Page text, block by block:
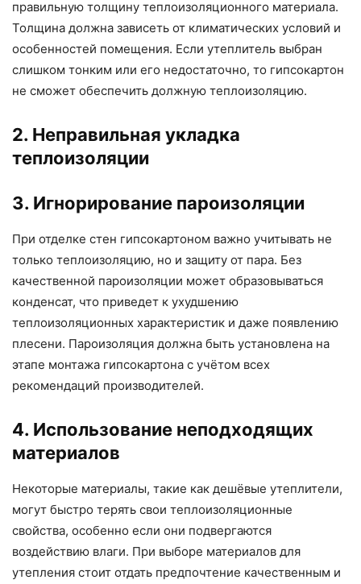
правильную толщину теплоизоляционного материала.
Толщина должна зависеть от климатических условий и
особенностей помещения. Если утеплитель выбран
слишком тонким или его недостаточно, то гипсокартон
не сможет обеспечить должную теплоизоляцию.
2. Неправильная укладка
теплоизоляции
3. Игнорирование пароизоляции
При отделке стен гипсокартоном важно учитывать не
только теплоизоляцию, но и защиту от пара. Без
качественной пароизоляции может образовываться
конденсат, что приведет к ухудшению
теплоизоляционных характеристик и даже появлению
плесени. Пароизоляция должна быть установлена на
этапе монтажа гипсокартона с учётом всех
рекомендаций производителей.
4. Использование неподходящих
материалов
Некоторые материалы, такие как дешёвые утеплители,
могут быстро терять свои теплоизоляционные
свойства, особенно если они подвергаются
воздействию влаги. При выборе материалов для
утепления стоит отдать предпочтение качественным и